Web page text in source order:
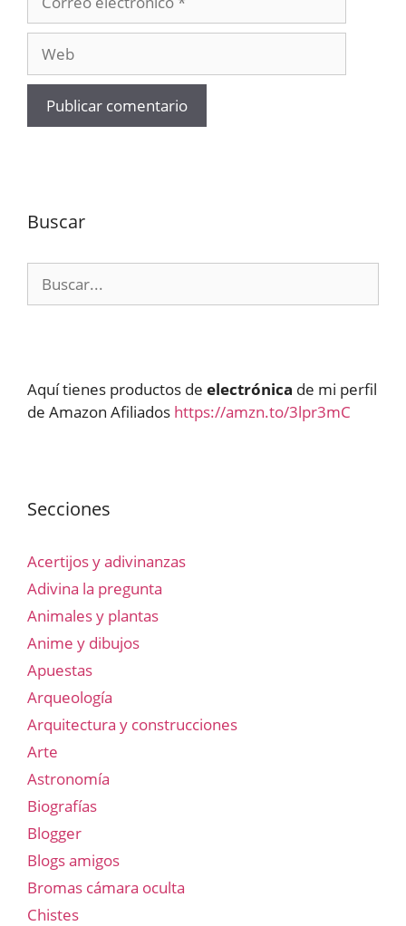
electrónico
Buscar
Aquí tienes productos de electrónica de mi perfil
de Amazon Afiliados https://amzn.to/3lpr3mC
Secciones
Acertijos y adivinanzas
Adivina la pregunta
Animales y plantas
Anime y dibujos
Apuestas
Arqueología
Arquitectura y construcciones
Arte
Astronomía
Biografías
Blogger
Blogs amigos
Bromas cámara oculta
Chistes